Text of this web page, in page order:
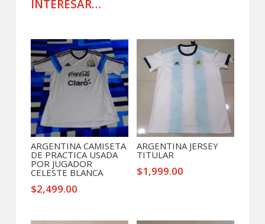
INTERESAR…
ARGENTINA CAMISETA
DE PRACTICA USADA
POR JUGADOR
CELESTE BLANCA
$2,499.00
ARGENTINA JERSEY
TITULAR
$1,999.00